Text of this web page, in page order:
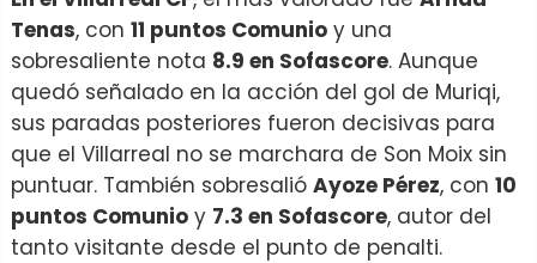
Tenas, con 11 puntos Comunio y una
sobresaliente nota 8.9 en Sofascore. Aunque
quedó señalado en la acción del gol de Muriqi,
sus paradas posteriores fueron decisivas para
que el Villarreal no se marchara de Son Moix sin
puntuar. También sobresalió Ayoze Pérez, con 10
puntos Comunio y 7.3 en Sofascore, autor del
tanto visitante desde el punto de penalti.